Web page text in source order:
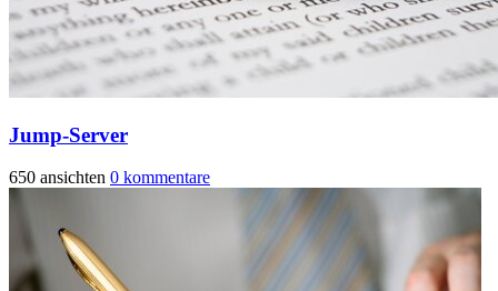
Jump-Server
650 ansichten 0 kommentare